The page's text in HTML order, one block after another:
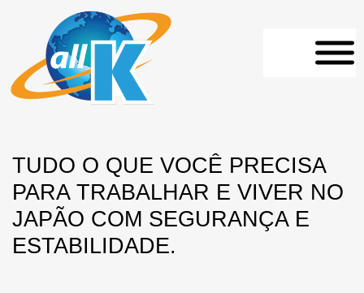
TUDO O QUE VOCÊ PRECISA
PARA TRABALHAR E VIVER NO
JAPÃO COM SEGURANÇA E
ESTABILIDADE.